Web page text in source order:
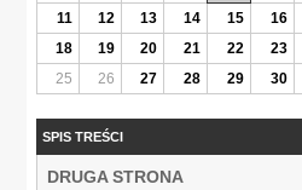
11
12 13 14 15 16
18
19 20 21 22 23
25
26 27 28 29 30
SPIS TREŚCI
DRUGA STRONA